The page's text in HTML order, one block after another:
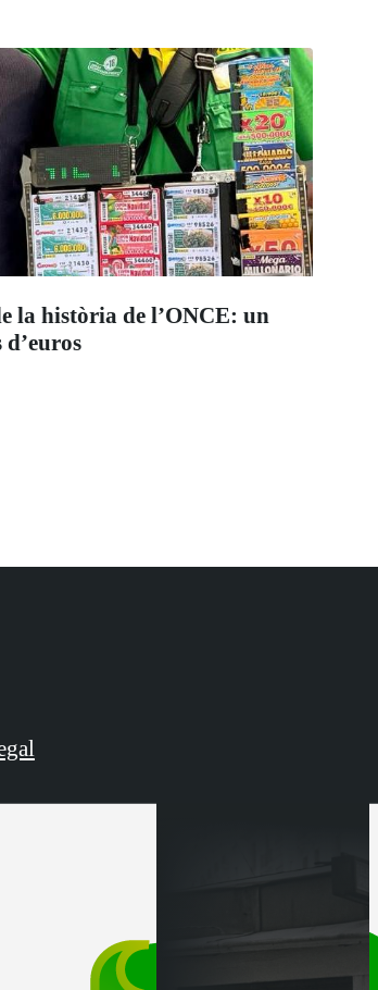
la història de l’ONCE: un